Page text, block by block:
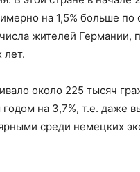
на 1,5% больше
жителей
лет.
около 225 тысяч
на 3,7%, т.е. даже
среди немецких